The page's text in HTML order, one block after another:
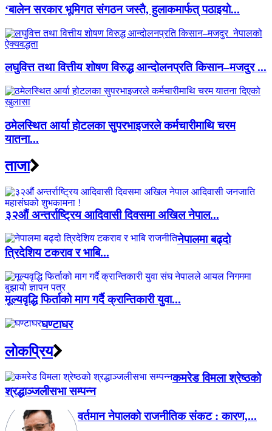
‘बालेन सरकार भूमिगत संगठन जस्तै, हुलाकमार्फत् पठाइयो...
लघुवित्त तथा वित्तीय शोषण विरुद्ध आन्दोलनप्रति किसान–मजदुर ...
ठमेलस्थित आर्या होटलका सुपरभाइजरले कर्मचारीमाथि चरम
यातना...
ताजा
३२औं अन्तर्राष्ट्रिय आदिवासी दिवसमा अखिल नेपाल...
नेपालमा बढ्दो
त्रिदेशिय टकराव र भाबि...
मूल्यवृद्धि फिर्ताको माग गर्दै क्रान्तिकारी युवा...
घण्टाघर
लाेकप्रिय
कमरेड विमला श्रेष्ठको
श्रद्धाञ्जलीसभा सम्पन्न
वर्तमान नेपालको राजनीतिक संकट : कारण,...